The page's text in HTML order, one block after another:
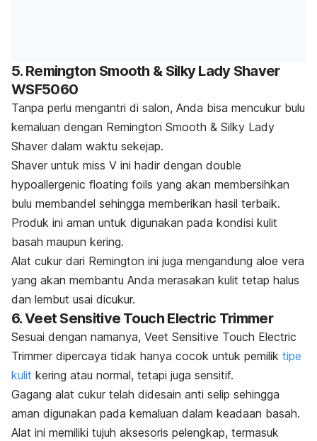
5. Remington Smooth & Silky Lady Shaver
WSF5060
Tanpa perlu mengantri di salon, Anda bisa mencukur bulu
kemaluan dengan Remington Smooth & Silky Lady
Shaver dalam waktu sekejap.
Shaver untuk miss V ini hadir dengan double
hypoallergenic floating foils yang akan membersihkan
bulu membandel sehingga memberikan hasil terbaik.
Produk ini aman untuk digunakan pada kondisi kulit
basah maupun kering.
Alat cukur dari Remington ini juga mengandung aloe vera
yang akan membantu Anda merasakan kulit tetap halus
dan lembut usai dicukur.
6. Veet Sensitive Touch Electric Trimmer
Sesuai dengan namanya, Veet Sensitive Touch Electric
Trimmer dipercaya tidak hanya cocok untuk pemilik tipe
kulit kering atau normal, tetapi juga sensitif.
Gagang alat cukur telah didesain anti selip sehingga
aman digunakan pada kemaluan dalam keadaan basah.
Alat ini memiliki tujuh aksesoris pelengkap, termasuk